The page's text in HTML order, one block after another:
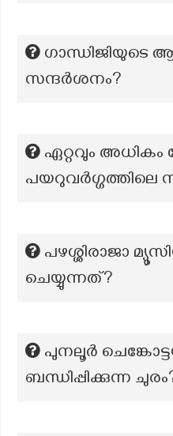
ഗാന്ധിജിയുടെ
സന്ദർശനം?
ഏറ്റവും അധികം
പയറുവർഗ്ഗത്തിലെ
പഴശ്ശിരാജാ
ചെയ്യുന്നത്?
പുനലൂർ
ബന്ധിപ്പിക്കുന്ന